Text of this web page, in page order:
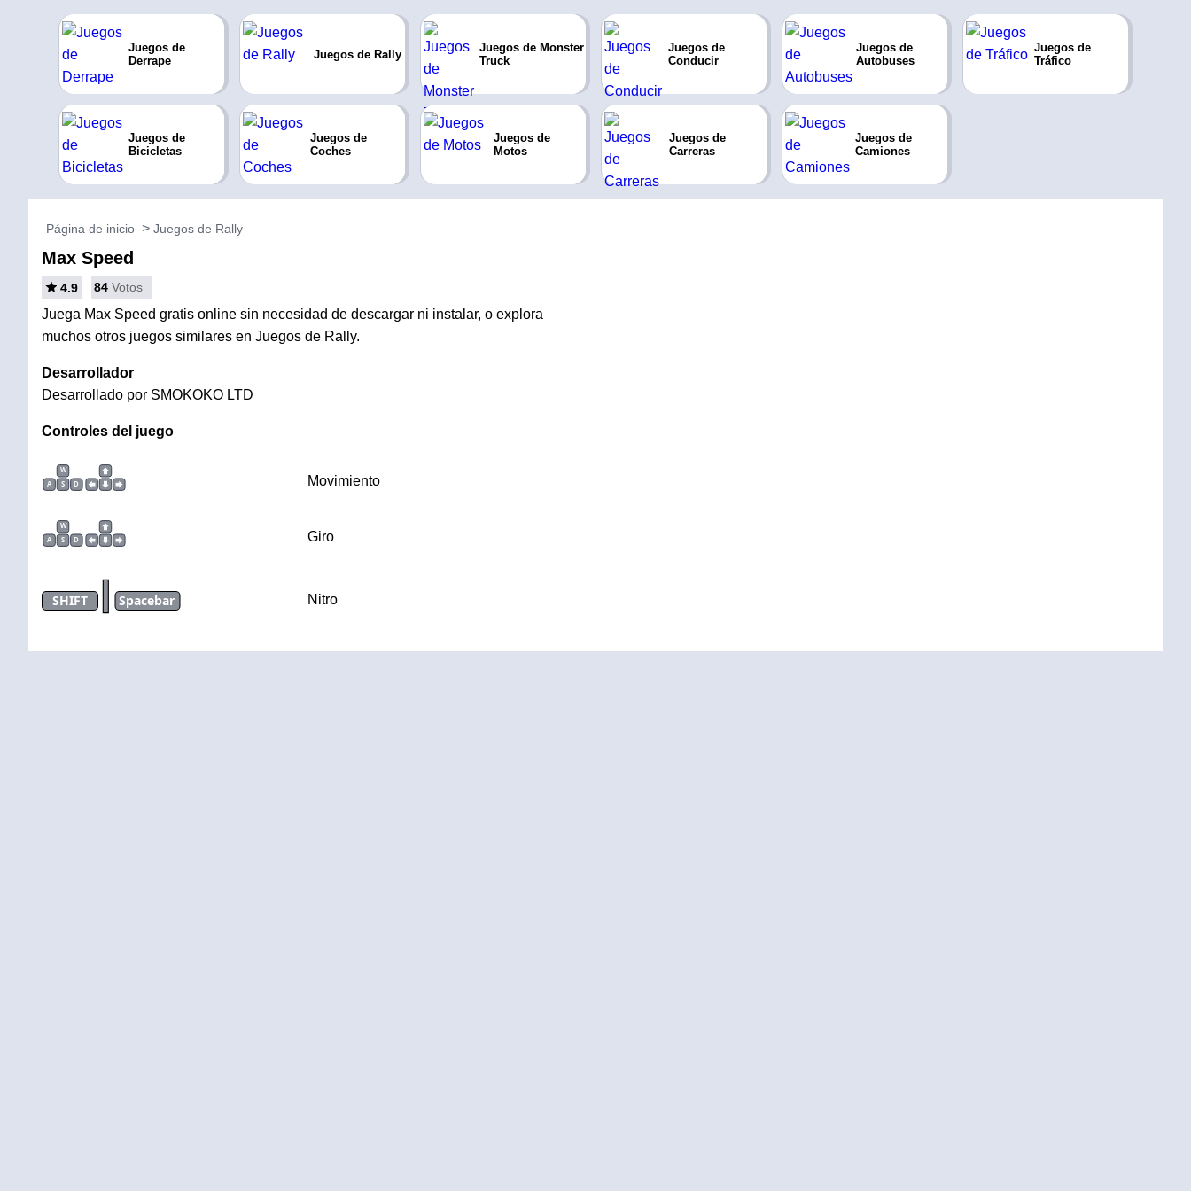
Juegos de
Derrape
Juegos de Rally
Juegos de Monster
Truck
Juegos de
Conducir
Juegos de
Autobuses
Juegos de
Tráfico
Juegos de
Bicicletas
Juegos de
Coches
Juegos de
Motos
Juegos de
Carreras
Juegos de
Camiones
Página de inicio Juegos de Rally
Max Speed
4.9 84 Votos
Juega Max Speed gratis online sin necesidad de descargar ni instalar, o explora
muchos otros juegos similares en Juegos de Rally.
Desarrollador
Desarrollado por SMOKOKO LTD
Controles del juego
W
A
S D Movimiento
W
A
S D Giro
SHIFT | Spacebar Nitro